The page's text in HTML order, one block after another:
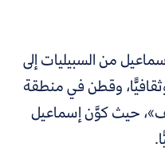
من السبيليات إلى
وقطن في منطقة
حيث كوَّن إسماعيل